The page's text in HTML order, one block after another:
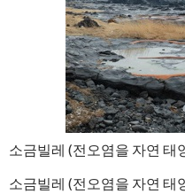
소금빌레 (전오염을 자연 태
소금빌레 (전오염을 자연 태